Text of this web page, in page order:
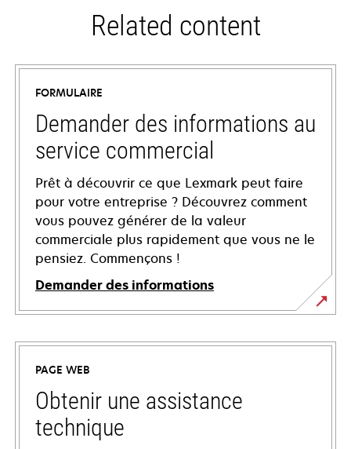
Related content
FORMULAIRE
Demander des informations au
service commercial
Prêt à découvrir ce que Lexmark peut faire
pour votre entreprise ? Découvrez comment
vous pouvez générer de la valeur
commerciale plus rapidement que vous ne le
pensiez. Commençons !
Demander des informations
PAGE WEB
Obtenir une assistance
technique